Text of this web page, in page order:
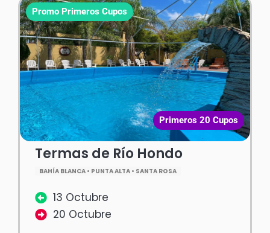
Termas de Río Hondo
BAHÍA BLANCA • PUNTA ALTA • SANTA ROSA
13 Octubre
20 Octubre
Promo Primeros Cupos
Primeros 20 Cupos